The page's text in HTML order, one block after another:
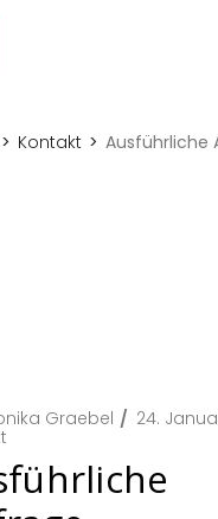
Kontakt Ausführliche
Graebel
24.